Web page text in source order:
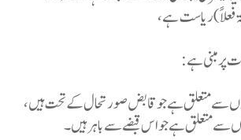
فعلاً) ریاست ہے،
پر مبنی ہے:
سے متعلق ہے جو قابض صورتحال کے تحت ہیں،
سے متعلق ہے جو اس قبضے سے باہر ہیں۔